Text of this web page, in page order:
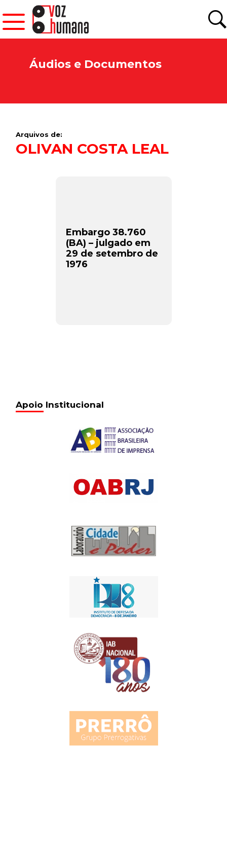
Áudios e Documentos
Arquivos de:
OLIVAN COSTA LEAL
Embargo 38.760
(BA) – julgado em
29 de setembro de
1976
Apoio Institucional